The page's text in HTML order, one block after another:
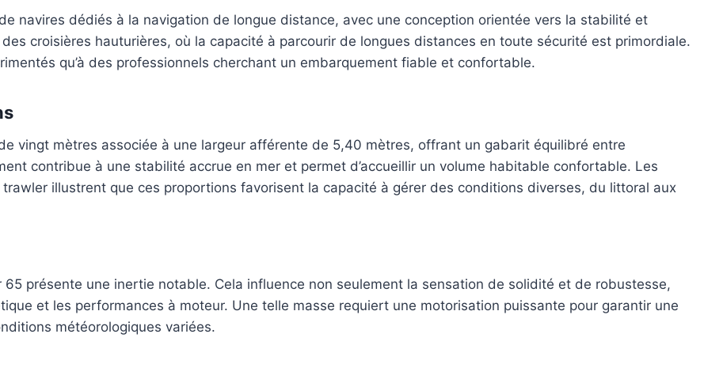
navires dédiés à la navigation de longue distance, avec une conception orientée vers la stabilité et
croisières hauturières, où la capacité à parcourir de longues distances en toute sécurité est primordiale.
qu’à des professionnels cherchant un embarquement fiable et confortable.
vingt mètres associée à une largeur afférente de 5,40 mètres, offrant un gabarit équilibré entre
contribue à une stabilité accrue en mer et permet d’accueillir un volume habitable confortable. Les
illustrent que ces proportions favorisent la capacité à gérer des conditions diverses, du littoral aux
présente une inertie notable. Cela influence non seulement la sensation de solidité et de robustesse,
et les performances à moteur. Une telle masse requiert une motorisation puissante pour garantir une
météorologiques variées.